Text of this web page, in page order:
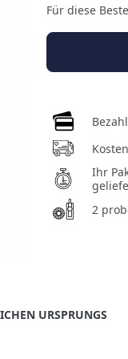
Für diese
Ihr
2
URSPRUNGS